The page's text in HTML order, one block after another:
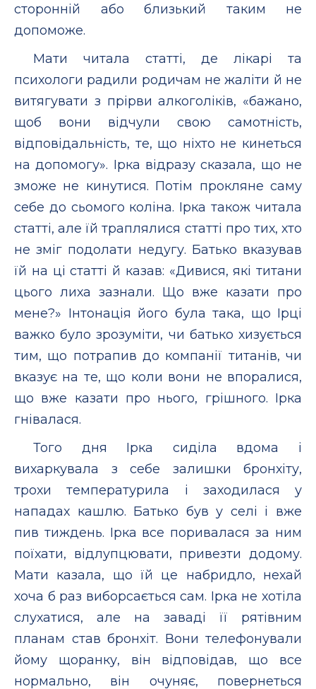
сторонній або близький таким не
допоможе.
Мати читала статті, де лікарі та
психологи радили родичам не жаліти й не
витягувати з прірви алкоголіків, «бажано,
щоб вони відчули свою самотність,
відповідальність, те, що ніхто не кинеться
на допомогу». Ірка відразу сказала, що не
зможе не кинутися. Потім прокляне саму
себе до сьомого коліна. Ірка також читала
статті, але їй траплялися статті про тих, хто
не зміг подолати недугу. Батько вказував
їй на ці статті й казав: «Дивися, які титани
цього лиха зазнали. Що вже казати про
мене?» Інтонація його була така, що Ірці
важко було зрозуміти, чи батько хизується
тим, що потрапив до компанії титанів, чи
вказує на те, що коли вони не впоралися,
що вже казати про нього, грішного. Ірка
гнівалася.
Того дня Ірка сиділа вдома і
вихаркувала з себе залишки бронхіту,
трохи температурила і заходилася у
нападах кашлю. Батько був у селі і вже
пив тиждень. Ірка все поривалася за ним
поїхати, відлупцювати, привезти додому.
Мати казала, що їй це набридло, нехай
хоча б раз виборсається сам. Ірка не хотіла
слухатися, але на заваді її рятівним
планам став бронхіт. Вони телефонували
йому щоранку, він відповідав, що все
нормально, він очуняє, повернеться